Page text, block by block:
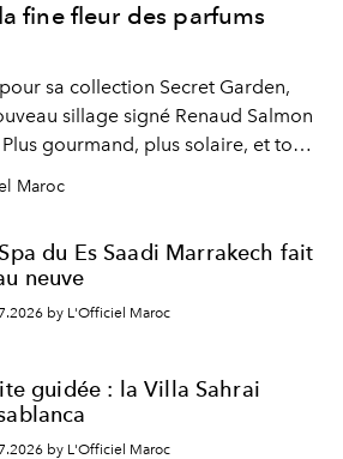
fine fleur des parfums
sa collection Secret Garden,
sillage signé Renaud Salmon
gourmand, plus solaire, et tout
Maroc
du Es Saadi Marrakech fait
neuve
by L'Officiel Maroc
guidée : la Villa Sahrai
by L'Officiel Maroc